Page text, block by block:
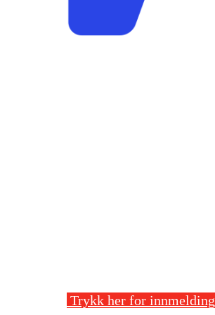
Trykk her for innmelding